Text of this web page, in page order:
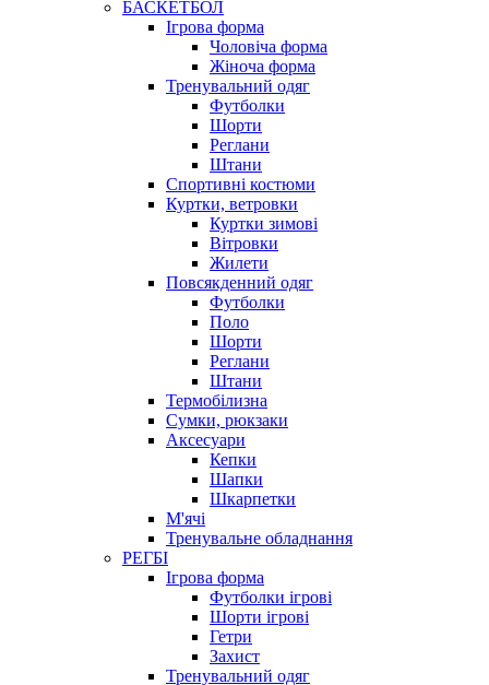
БАСКЕТБОЛ
Ігрова форма
Чоловіча форма
Жіноча форма
Тренувальний одяг
Футболки
Шорти
Реглани
Штани
Спортивні костюми
Куртки, ветровки
Куртки зимові
Вітровки
Жилети
Повсякденний одяг
Футболки
Поло
Шорти
Реглани
Штани
Термобілизна
Сумки, рюкзаки
Аксесуари
Кепки
Шапки
Шкарпетки
М'ячі
Тренувальне обладнання
РЕГБІ
Ігрова форма
Футболки ігрові
Шорти ігрові
Гетри
Захист
Тренувальний одяг